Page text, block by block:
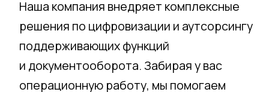
рынка услуги, например, поддержку
ремонтов подвижного состава и
сертификационные аудиты.
ЦКРв цифрах